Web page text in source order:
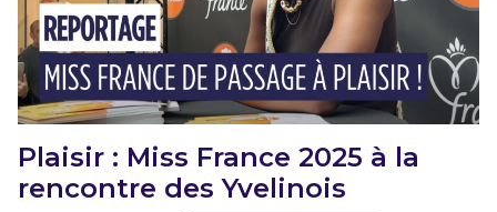
Plaisir : Miss France 2025 à la
rencontre des Yvelinois